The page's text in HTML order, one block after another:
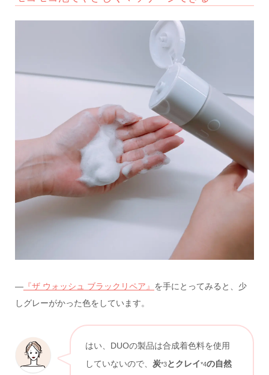
—『ザ ウォッシュ ブラックリペア』 を手にとってみると、少
しグレーがかった色をしています。
はい、DUOの製品は合成着色料を使用
していないので、炭*3とクレイ*4の自然